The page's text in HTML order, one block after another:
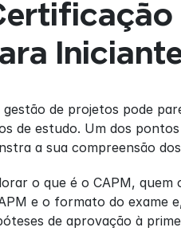
de projetos pode
de estudo. Um dos
a sua compreensão
o que é o CAPM,
e o formato do exame
de aprovação à